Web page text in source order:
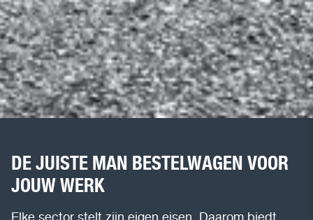
DE JUISTE MAN BESTELWAGEN VOOR
JOUW WERK
Elke sector stelt zijn eigen eisen. Daarom biedt